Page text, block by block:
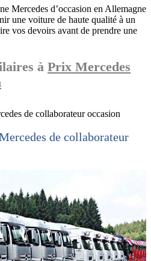
Mercedes d’occasion en Allemagne
une voiture de haute qualité à un
vos devoirs avant de prendre une
à Prix Mercedes
de collaborateur